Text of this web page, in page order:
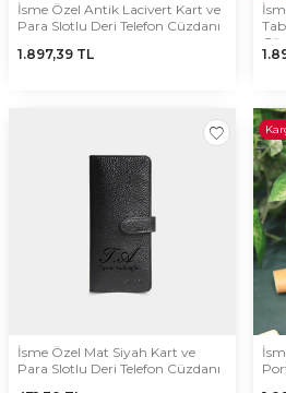
İsme Özel Antik Lacivert Kart ve
Para Slotlu Deri Telefon Cüzdanı
1.897,39 TL
İsme Özel Mat Siyah Kart ve
Para Slotlu Deri Telefon Cüzdanı